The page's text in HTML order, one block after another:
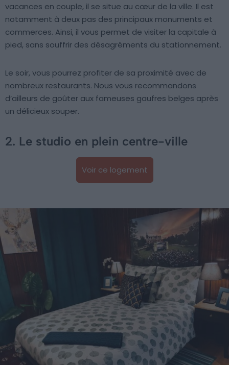
vacances en couple, il se situe au cœur de la ville. Il est
notamment à deux pas des principaux monuments et
commerces. Ainsi, il vous permet de visiter la capitale à
pied, sans souffrir des désagréments du stationnement.
Le soir, vous pourrez profiter de sa proximité avec de
nombreux restaurants. Nous vous recommandons
d’ailleurs de goûter aux fameuses gaufres belges après
un délicieux souper.
2. Le studio en plein centre-ville
Voir ce logement